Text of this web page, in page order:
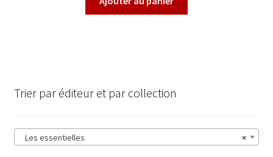
Trier par éditeur et par collection
×
Les essentielles